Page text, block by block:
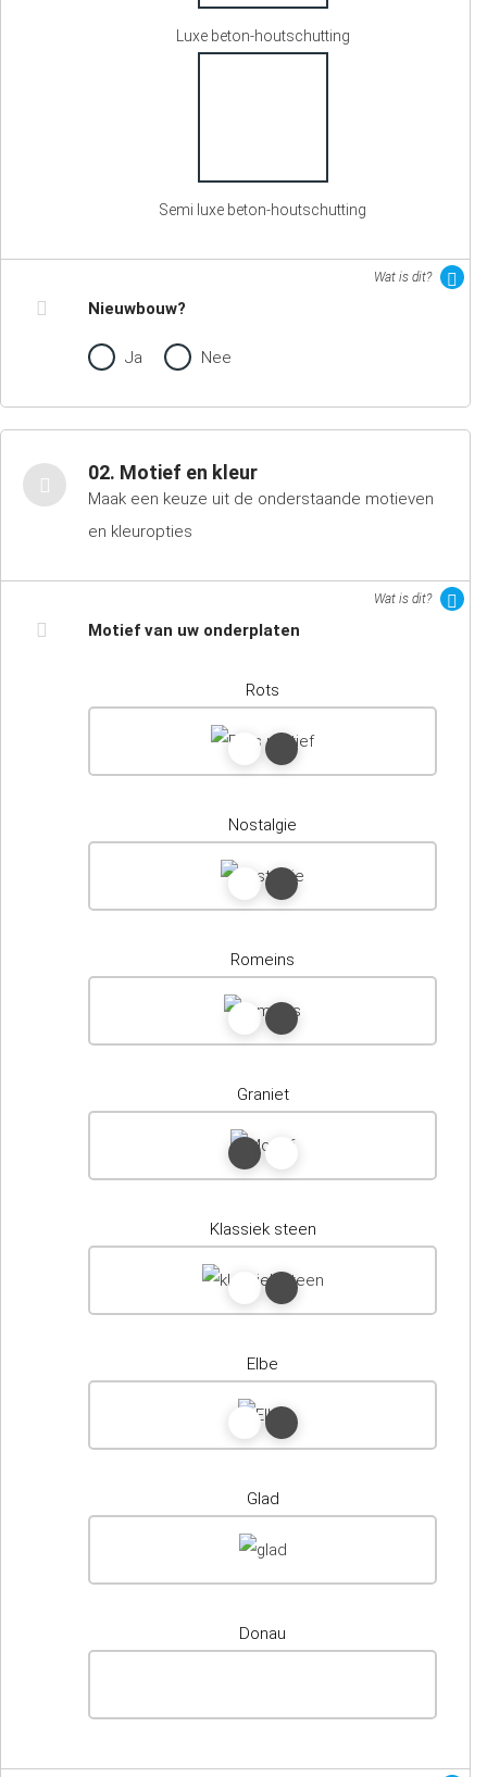
Luxe beton-houtschutting
Semi luxe beton-houtschutting
Wat is dit?
Nieuwbouw?
Ja Nee
02. Motief en kleur
Maak een keuze uit de onderstaande motieven
en kleuropties
Wat is dit?
Motief van uw onderplaten
Rots
Nostalgie
Romeins
Graniet
Klassiek steen
Elbe
Glad
Donau